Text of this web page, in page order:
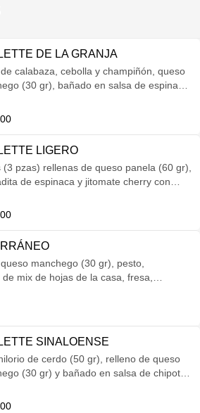
DE LA GRANJA
calabaza, cebolla y champiñón, queso
(30 gr), bañado en salsa de espinaca,
verde y amaranto, aderezada con
LIGERO
(3 pzas) rellenas de queso panela (60 gr),
de espinaca y jitomate cherry con
manchego (30 gr), pesto,
mix de hojas de la casa, fresa,
SINALOENSE
de cerdo (50 gr), relleno de queso
(30 gr) y bañado en salsa de chipotle,